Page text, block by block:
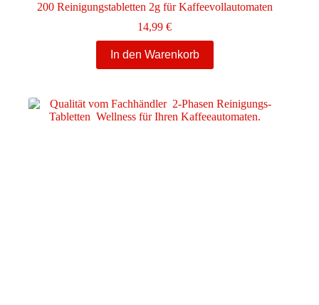
200 Reinigungstabletten 2g für Kaffeevollautomaten
14,99€
In den Warenkorb